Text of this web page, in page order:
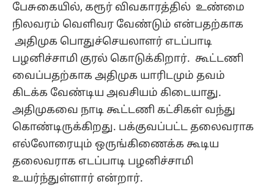
பேசுகையில், கரூர் விவகாரத்தில் உண்மை
நிலவரம் வெளிவர வேண்டும் என்பதற்காக
அதிமுக பொதுச்செயலாளர் எடப்பாடி
பழனிச்சாமி குரல் கொடுக்கிறார். கூட்டணி
வைப்பதற்காக அதிமுக யாரிடமும் தவம்
கிடக்க வேண்டிய அவசியம் கிடையாது.
அதிமுகவை நாடி கூட்டணி கட்சிகள் வந்து
கொண்டிருக்கிறது. பக்குவப்பட்ட தலைவராக
எல்லோரையும் ஒருங்கிணைக்க கூடிய
தலைவராக எடப்பாடி பழனிச்சாமி
உயர்ந்துள்ளார் என்றார்.